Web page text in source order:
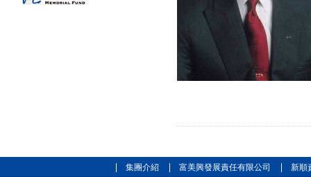
集團介紹 富美興發展責任有限公司 新順